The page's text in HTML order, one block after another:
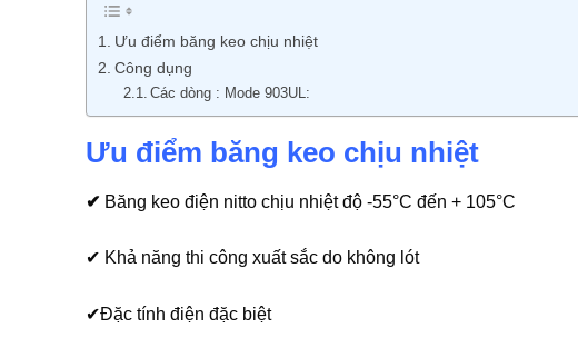
Ưu điểm băng keo chịu nhiệt
Công dụng
Các dòng : Mode 903UL:
Ưu điểm băng keo chịu nhiệt
✔ Băng keo điện nitto chịu nhiệt độ -55°C đến + 105°C
✔ Khả năng thi công xuất sắc do không lót
✔Đặc tính điện đặc biệt